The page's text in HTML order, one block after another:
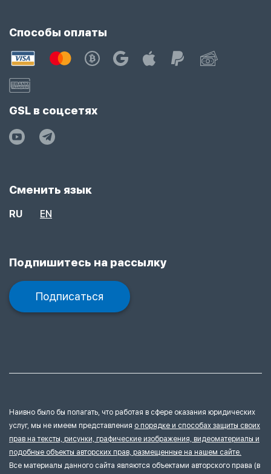
Способы оплаты
GSL в соцсетях
Сменить язык
RU EN
Подпишитесь на рассылку
Подписаться
Наивно было бы полагать, что работая в сфере оказания юридических
услуг, мы не имеем представления о порядке и способах защиты своих
прав на тексты, рисунки, графические изображения, видеоматериалы и
подобные объекты авторских прав, размещенные на нашем сайте.
Все материалы данного сайта являются объектами авторского права (в